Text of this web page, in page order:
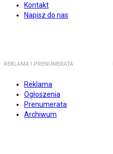
Kontakt
Napisz do nas
REKLAMA I PRENUMERATA
Reklama
Ogłoszenia
Prenumerata
Archiwum